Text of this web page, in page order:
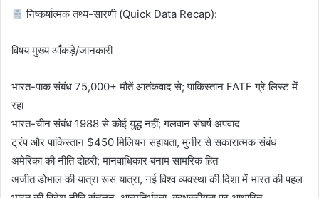
निष्कर्षात्मक तथ्य-सारणी (Quick Data Recap):
विषय मुख्य आँकड़े/जानकारी
भारत-पाक संबंध 75,000+ मौतें आतंकवाद से; पाकिस्तान FATF ग्रे लिस्ट में
रहा
भारत-चीन संबंध 1988 से कोई युद्ध नहीं; गलवान संघर्ष अपवाद
ट्रंप और पाकिस्तान $450 मिलियन सहायता, मुनीर से सकारात्मक संबंध
अमेरिका की नीति दोहरी; मानवाधिकार बनाम सामरिक हित
अजीत डोभाल की यात्रा रूस यात्रा, नई विश्व व्यवस्था की दिशा में भारत की पहल